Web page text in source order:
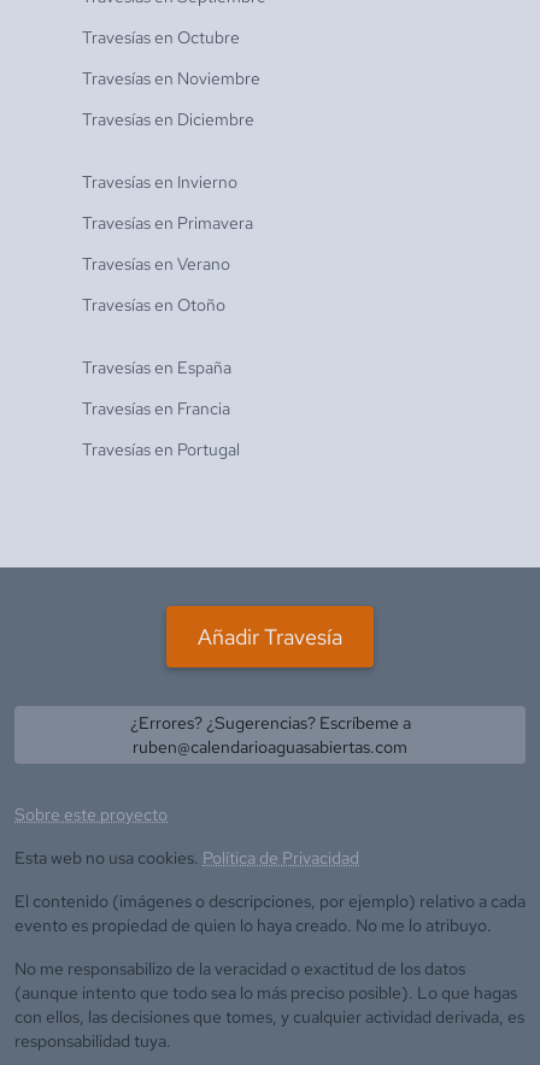
Travesías en Octubre
Travesías en Noviembre
Travesías en Diciembre
Travesías en Invierno
Travesías en Primavera
Travesías en Verano
Travesías en Otoño
Travesías en España
Travesías en Francia
Travesías en Portugal
Añadir Travesía
¿Errores? ¿Sugerencias? Escríbeme a
ruben@calendarioaguasabiertas.com
Sobre este proyecto
Esta web no usa cookies. Política de Privacidad
El contenido (imágenes o descripciones, por ejemplo) relativo a cada
evento es propiedad de quien lo haya creado. No me lo atribuyo.
No me responsabilizo de la veracidad o exactitud de los datos
(aunque intento que todo sea lo más preciso posible). Lo que hagas
con ellos, las decisiones que tomes, y cualquier actividad derivada, es
responsabilidad tuya.